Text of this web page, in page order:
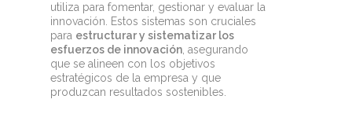
utiliza para fomentar, gestionar y evaluar la
innovación. Estos sistemas son cruciales
para estructurar y sistematizar los
esfuerzos de innovación , asegurando
que se alineen con los objetivos
estratégicos de la empresa y que
produzcan resultados sostenibles.